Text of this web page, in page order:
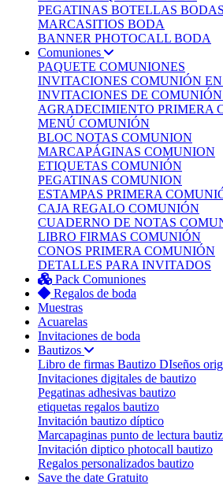
PEGATINAS BOTELLAS BODAS
MARCASITIOS BODA
BANNER PHOTOCALL BODA
Comuniones
PAQUETE COMUNIONES
INVITACIONES COMUNIÓN EN
INVITACIONES DE
AGRADECIMIENTO PRIMERA
MENÚ COMUNIÓN
BLOC NOTAS COMUNION
MARCAPÁGINAS COMUNION
ETIQUETAS COMUNIÓN
PEGATINAS COMUNION
ESTAMPAS PRIMERA
CAJA REGALO COMUNIÓN
CUADERNO DE NOTAS
LIBRO FIRMAS COMUNIÓN
CONOS PRIMERA COMUNIÓN
DETALLES PARA INVITADOS
Pack Comuniones
Regalos de boda
Muestras
Acuarelas
Invitaciones de boda
Bautizos
Libro de firmas Bautizo DIseños
Invitaciones digitales de bautizo
Pegatinas adhesivas bautizo
etiquetas regalos bautizo
Invitación bautizo díptico
Marcapaginas punto de lectura
Invitación diptico photocall bautizo
Regalos personalizados bautizo
Save the date Gratuito